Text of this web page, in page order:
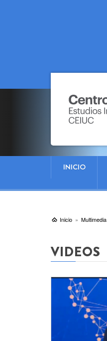
INICIO
Inicio Multimedia
VIDEOS